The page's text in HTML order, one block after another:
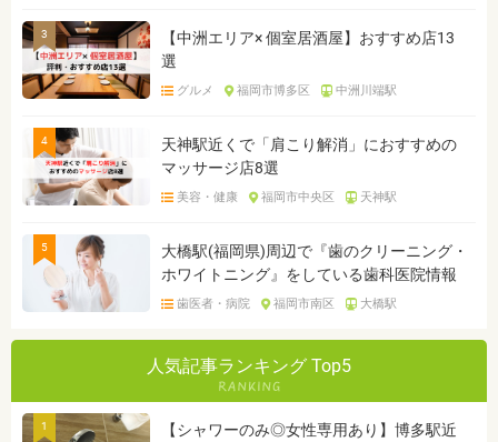
3
【中洲エリア× 個室居酒屋】おすすめ店13
選
グルメ 福岡市博多区 中洲川端駅
4
天神駅近くで「肩こり解消」におすすめの
マッサージ店8選
美容・健康 福岡市中央区 天神駅
5
大橋駅(福岡県)周辺で『歯のクリーニング・
ホワイトニング』をしている歯科医院情報
歯医者・病院 福岡市南区 大橋駅
人気記事ランキング Top5
1
【シャワーのみ◎女性専用あり】博多駅近